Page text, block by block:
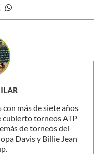
más de siete años
cubierto torneos ATP
de torneos del
Davis y Billie Jean